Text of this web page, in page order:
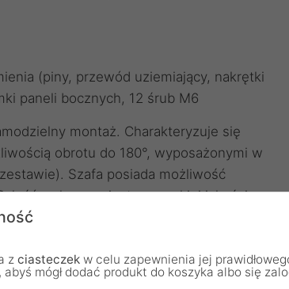
(piny, przewód uziemiający, nakrętki
paneli bocznych, 12 śrub M6
montaż. Charakteryzuje się
obrotu do 180°, wyposażonymi w
Szafa posiada możliwość
wykonana jest z wysokiej jakości
(flat pack) znajduje się w płaskim
są dodatkowe akcesoria do
z ciasteczek w celu zapewnienia jej
mógł dodać produkt do koszyka albo się